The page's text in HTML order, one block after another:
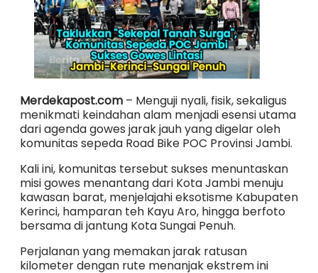
Merdekapost.com– Menguji nyali, fisik, sekaligus
menikmati keindahan alam menjadi esensi utama
dari agenda gowes jarak jauh yang digelar oleh
komunitas sepeda Road Bike POC Provinsi Jambi.
Kali ini, komunitas tersebut sukses menuntaskan
misi gowes menantang dari Kota Jambi menuju
kawasan barat, menjelajahi eksotisme Kabupaten
Kerinci, hamparan teh Kayu Aro, hingga berfoto
bersama di jantung Kota Sungai Penuh.
Perjalanan yang memakan jarak ratusan
kilometer dengan rute menanjak ekstrem ini